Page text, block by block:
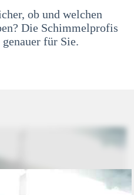
ob und welchen
Die Schimmelprofis
für Sie.